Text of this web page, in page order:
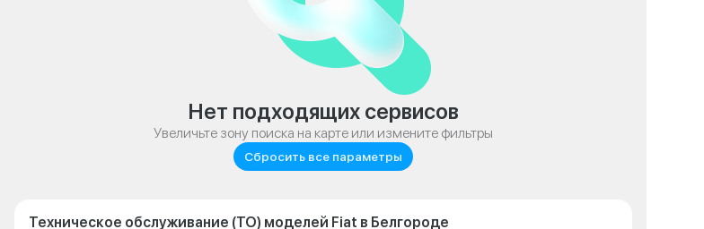
Нет подходящих сервисов
Увеличьте зону поиска на карте или измените фильтры
Сбросить все параметры
Техническое обслуживание (ТО) моделей Fiat в Белгороде